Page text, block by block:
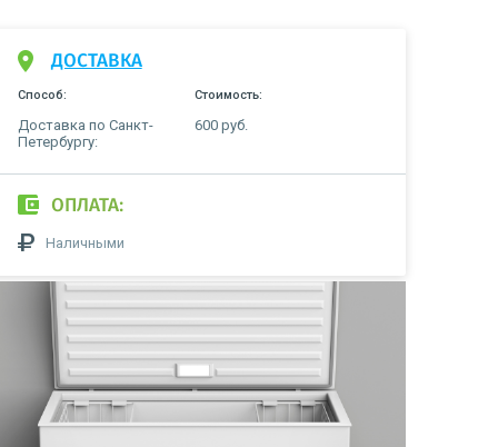
ДОСТАВКА
Способ: Стоимость:
Доставка по Санкт-
Петербургу:
600 руб.
ОПЛАТА:
Наличными